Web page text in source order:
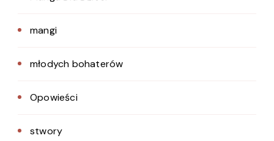
mangi
młodych bohaterów
Opowieści
stwory